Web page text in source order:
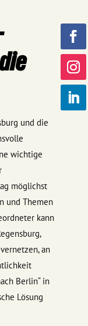
und die
wichtige
möglichst
und Themen
kann
an
Berlin“ in
Lösung